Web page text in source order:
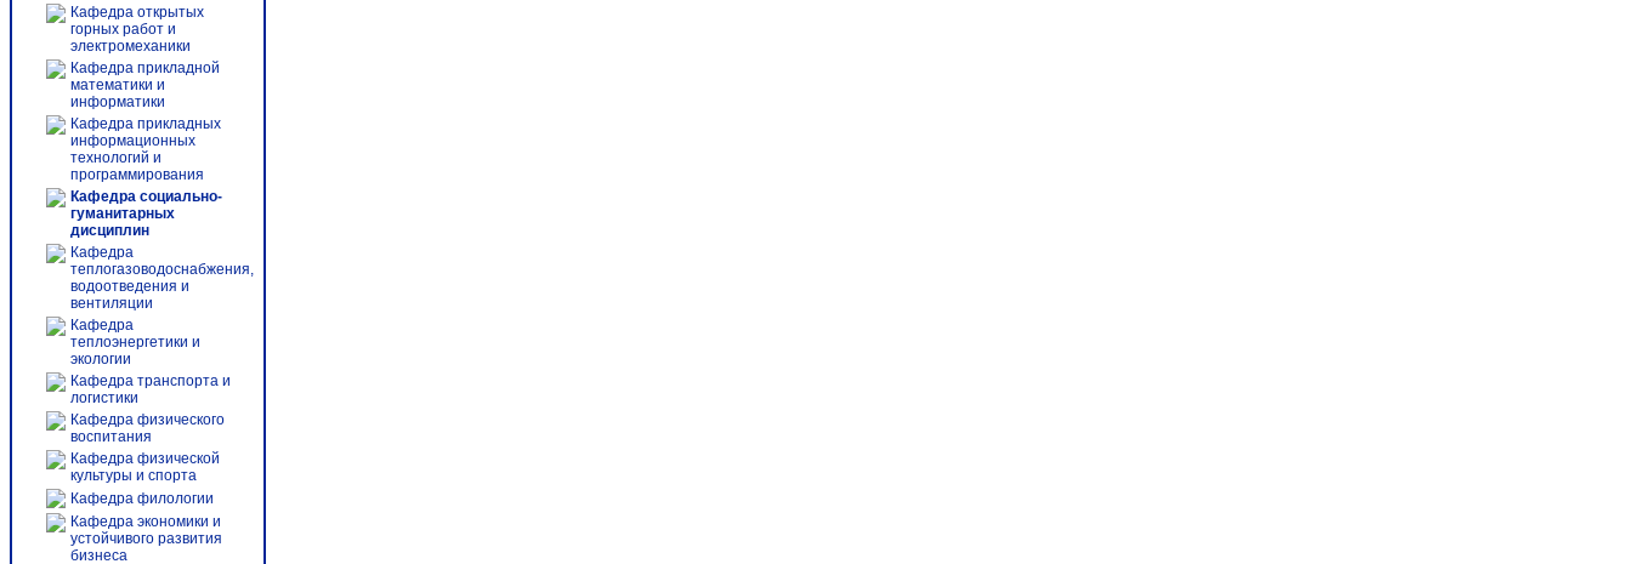
Кафедра открытых
горных работ и
электромеханики
Кафедра прикладной
математики и
информатики
Кафедра прикладных
информационных
технологий и
программирования
Кафедра социально-
гуманитарных
дисциплин
Кафедра
теплогазоводоснабжения,
водоотведения и
вентиляции
Кафедра
теплоэнергетики и
экологии
Кафедра транспорта и
логистики
Кафедра физического
воспитания
Кафедра физической
культуры и спорта
Кафедра филологии
Кафедра экономики и
устойчивого развития
бизнеса